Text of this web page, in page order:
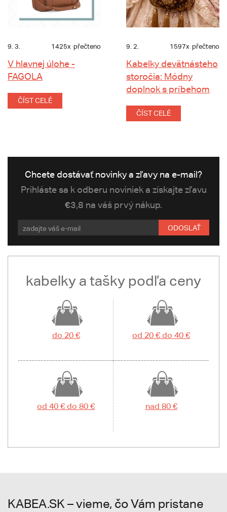
9. 3. 1425x přečteno
V hlavnej úlohe -
FAGOLA
ČÍST CELÉ
9. 2. 1597x přečteno
Kabelky devätnásteho
storočia: Módny
doplnok s príbehom
ČÍST CELÉ
Chcete dostávať novinky a zľavy na e-mail?
Prihláste sa k odberu noviniek a získajte zľavu
€3,8 na váš prvý nákup.
ODOSLAŤ
kabelky a tašky podľa ceny
do 20 € od 20 € do 40 €
od 40 € do 80 € nad 80 €
KABEA.SK – vieme, čo Vám pristane